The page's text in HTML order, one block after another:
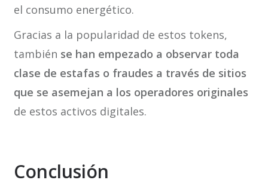
el consumo energético.
Gracias a la popularidad de estos tokens,
también se han empezado a observar toda
clase de estafas o fraudes a través de sitios
que se asemejan a los operadores originales
de estos activos digitales.
Conclusión